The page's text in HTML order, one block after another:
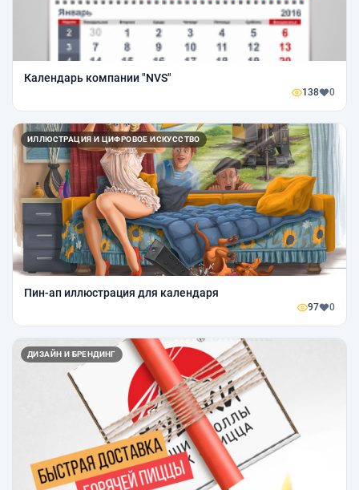
Календарь компании "NVS"
138 0
ИЛЛЮСТРАЦИЯ И ЦИФРОВОЕ ИСКУССТВО
Пин-ап иллюстрация для календаря
97 0
ДИЗАЙН И БРЕНДИНГ